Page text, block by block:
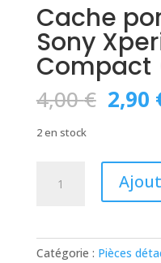
Cache
Sony
Compact
4,00€ Le
prix
était
4,00
2,90
2 en stock
Catégorie : Pièces